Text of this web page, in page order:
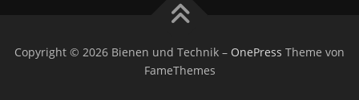
Copyright © 2026 Bienen und Technik – OnePress Theme von
FameThemes